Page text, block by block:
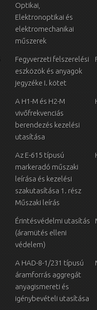
Optikai,
Elektronoptikai és
elektromechanikai
műszerek
Fegyverzeti felszerelési
eszközök és anyagok
jegyzéke I. kötet
A H1-M és H2-M
vivőfrekvenciás
berendezés kezelési
utasítása
Az E-615 típusú
markeradó műszaki
leírása és kezelési
szakutasítása 1. rész
Műszaki leírás
Érintésvédelmi utasítás
(áramütés elleni
védelem)
A HAD-8-1/231 típusú
áramforrás aggregát
anyagismereti és
igénybevételi utasítása